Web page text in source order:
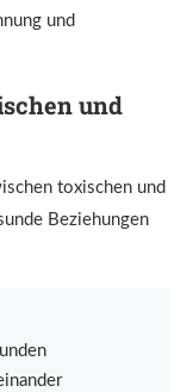
und
und
toxischen und
Beziehungen